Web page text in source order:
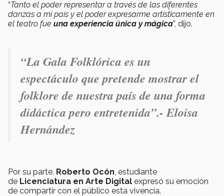
“Tanto el poder representar a través de las diferentes
danzas a mi país y el poder expresarme artísticamente en
el teatro fue una experiencia única y mágica”, dijo.
“La Gala Folklórica es un
espectáculo que pretende mostrar el
folklore de nuestra país de una forma
didáctica pero entretenida”.- Eloisa
Hernández
Por su parte, Roberto Ocón , estudiante
de Licenciatura en Arte Digital expresó su emoción
de compartir con el público esta vivencia.